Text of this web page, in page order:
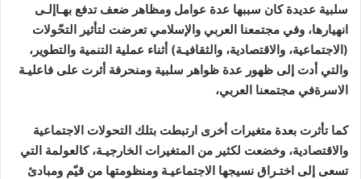
سلبية عديدة كان سببها عدة عوامل ومظاهر ضعف تدفع بهـاإلـى
انهيارها، وفي مجتمعنا العربي والإسلامي تعرضت لتأثير التحّولات
(الاجتماعية، والاقتصادية، والثقافيـة) أثناء عملية التنمية والتطوير،
والتي أدت إلى ظهور عدة ظواهر سلبية ومنحرفة أثرت على فاعليـة
الاسرةفي مجتمعنا العربي،
كما تأثرت بعدة متغيرات أخرى ارتبطت بتلك التحولات الاجتماعية
والاقتصادية، وخضعت لكثير من المتغيرات الخارجيـة، كالعولمة التي
تسعى إلى اختـراق نسيجها الاجتماعيـة ومنظومتها من قيّم ومبادئ